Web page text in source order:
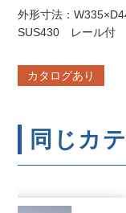
外形寸法：
SUS430 レール付
カタログあり
同じカ